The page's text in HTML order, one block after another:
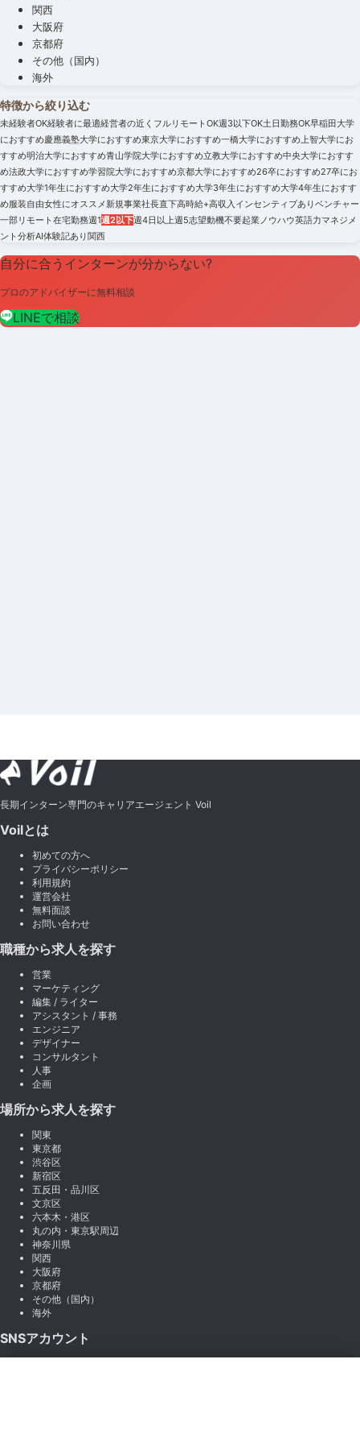
関西
大阪府
京都府
その他（国内）
海外
特徴から絞り込む
未経験者OK経験者に最適経営者の近く フルリモートOK週3以下OK土日勤務OK早稲田大学
におすすめ慶應義塾大学におすすめ東京大学におすすめ一橋大学におすすめ上智大学にお
すすめ明治大学におすすめ青山学院大学におすすめ立教大学におすすめ中央大学におすす
め法政大学におすすめ学習院大学におすすめ京都大学におすすめ26卒におすすめ27卒にお
すすめ大学1年生におすすめ大学2年生におすすめ大学3年生におすすめ大学4年生におすす
め服装自由女性にオススメ新規事業社長直下高時給+高収入 インセンティブありベンチャー
一部リモート在宅勤務週1週2以下週4日以上週5志望動機不要起業ノウハウ英語力マネジメ
ント分析AI体験記あり関西
自分に合うインターンが分からない?
プロのアドバイザーに無料相談
LINEで相談
長期インターン専門のキャリアエージェント Voil
Voilとは
初めての方へ
プライバシーポリシー
利用規約
運営会社
無料面談
お問い合わせ
職種から求人を探す
営業
マーケティング
編集 / ライター
アシスタント / 事務
エンジニア
デザイナー
コンサルタント
人事
企画
場所から求人を探す
関東
東京都
渋谷区
新宿区
五反田・品川区
文京区
六本木・港区
丸の内・東京駅周辺
神奈川県
関西
大阪府
京都府
その他（国内）
海外
SNSアカウント